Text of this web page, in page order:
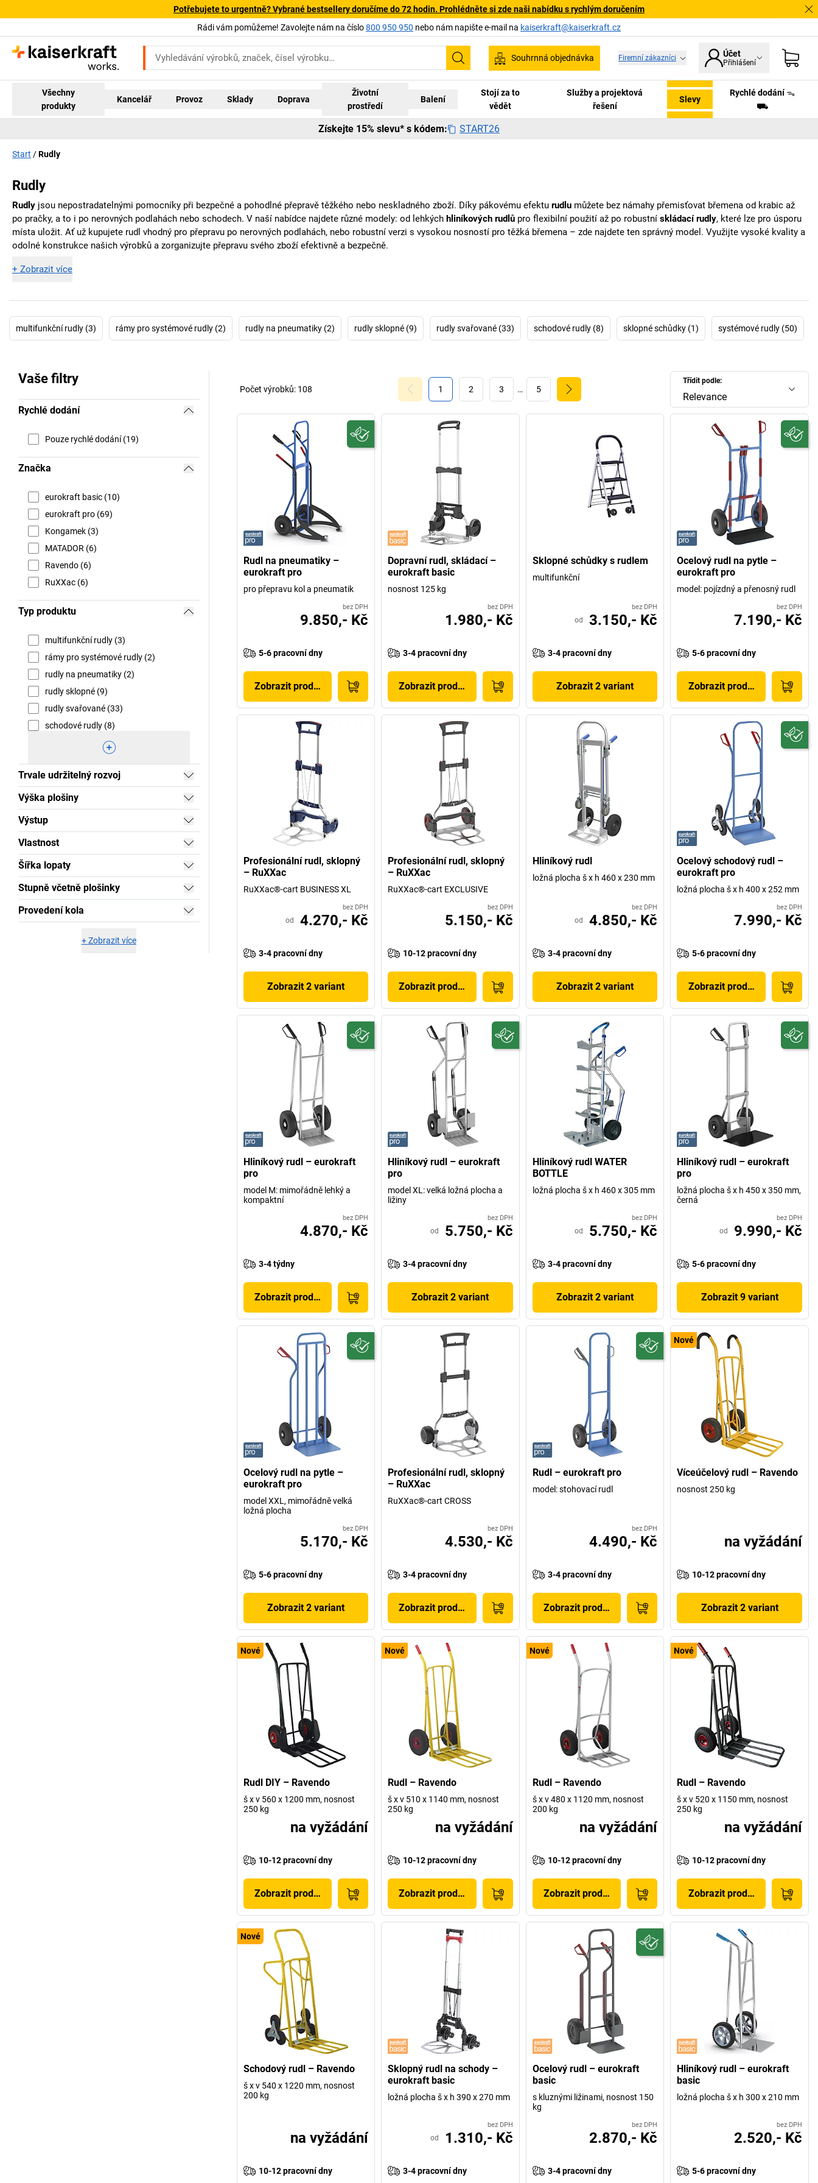
Potřebujete to urgentně? Vybrané bestsellery doručíme do 72 hodin. Prohlédněte si zde naši nabídku s rychlým doručením
Rádi vám pomůžeme! Zavolejte nám na číslo800 950 950 nebo nám napište e-mail na kaiserkraft@kaiserkraft.cz
Hledání
Souhrnná objednávka Firemní zákazníci Účet
Přihlášení
Všechny
produkty
Kancelář Provoz Sklady Doprava
Životní
prostředí
Balení
Stojí za to
vědět
Služby a projektová
řešení
Slevy
Rychlé dodání ᯓ
⛟
Získejte 15% slevu* s kódem: START26
Start Rudly
Rudly
Rudly jsou nepostradatelnými pomocníky při bezpečné a pohodlné přepravě těžkého nebo neskladného zboží. Díky pákovému efektu rudlu můžete bez námahy přemisťovat břemena od krabic až
po pračky, a to i po nerovných podlahách nebo schodech. V naší nabídce najdete různé modely: od lehkých hliníkových rudlů pro flexibilní použití až po robustní skládací rudly, které lze pro úsporu
místa uložit. Ať už kupujete rudl vhodný pro přepravu po nerovných podlahách, nebo robustní verzi s vysokou nosností pro těžká břemena – zde najdete ten správný model. Využijte vysoké kvality a
odolné konstrukce našich výrobků a zorganizujte přepravu svého zboží efektivně a bezpečně.
+ Zobrazit více
multifunkční rudly (3) rámy pro systémové rudly (2) rudly na pneumatiky (2) rudly sklopné (9) rudly svařované (33) schodové rudly (8) sklopné schůdky (1) systémové rudly (50)
Vaše filtry
Rychlé dodání
Pouze rychlé dodání (19)
Značka
eurokraft basic (10)
eurokraft pro (69)
Kongamek (3)
MATADOR (6)
Ravendo (6)
RuXXac (6)
Typ produktu
multifunkční rudly (3)
rámy pro systémové rudly (2)
rudly na pneumatiky (2)
rudly sklopné (9)
rudly svařované (33)
schodové rudly (8)
Trvale udržitelný rozvoj
Výška plošiny
Výstup
Vlastnost
Šířka lopaty
Stupně včetně plošinky
Provedení kola
+Zobrazit více
Třídit podle:
Relevance
1 2 3 … 5
Počet výrobků: 108
Rudl na pneumatiky –
eurokraft pro
pro přepravu kol a pneumatik
bez DPH
9.850,- Kč
5-6 pracovní dny
Zobrazit produkt
Dopravní rudl, skládací –
eurokraft basic
nosnost 125 kg
bez DPH
1.980,- Kč
3-4 pracovní dny
Zobrazit produkt
Sklopné schůdky s rudlem
multifunkční
bez DPH
od 3.150,- Kč
3-4 pracovní dny
Zobrazit 2 variant
Ocelový rudl na pytle –
eurokraft pro
model: pojízdný a přenosný rudl
bez DPH
7.190,- Kč
5-6 pracovní dny
Zobrazit produkt
Profesionální rudl, sklopný
– RuXXac
RuXXac®-cart BUSINESS XL
bez DPH
od 4.270,- Kč
3-4 pracovní dny
Zobrazit 2 variant
Profesionální rudl, sklopný
– RuXXac
RuXXac®-cart EXCLUSIVE
bez DPH
5.150,- Kč
10-12 pracovní dny
Zobrazit produkt
Hliníkový rudl
ložná plocha š x h 460 x 230 mm
bez DPH
od 4.850,- Kč
3-4 pracovní dny
Zobrazit 2 variant
Ocelový schodový rudl –
eurokraft pro
ložná plocha š x h 400 x 252 mm
bez DPH
7.990,- Kč
5-6 pracovní dny
Zobrazit produkt
Hliníkový rudl – eurokraft
pro
model M: mimořádně lehký a
kompaktní
bez DPH
4.870,- Kč
3-4 týdny
Zobrazit produkt
Hliníkový rudl – eurokraft
pro
model XL: velká ložná plocha a
ližiny
bez DPH
od 5.750,- Kč
3-4 pracovní dny
Zobrazit 2 variant
Hliníkový rudl WATER
BOTTLE
ložná plocha š x h 460 x 305 mm
bez DPH
od 5.750,- Kč
3-4 pracovní dny
Zobrazit 2 variant
Hliníkový rudl – eurokraft
pro
ložná plocha š x h 450 x 350 mm,
černá
bez DPH
od 9.990,- Kč
5-6 pracovní dny
Zobrazit 9 variant
Ocelový rudl na pytle –
eurokraft pro
model XXL, mimořádně velká
ložná plocha
bez DPH
5.170,- Kč
5-6 pracovní dny
Zobrazit 2 variant
Profesionální rudl, sklopný
– RuXXac
RuXXac®-cart CROSS
bez DPH
4.530,- Kč
3-4 pracovní dny
Zobrazit produkt
Rudl – eurokraft pro
model: stohovací rudl
bez DPH
4.490,- Kč
3-4 pracovní dny
Zobrazit produkt
Nové
Víceúčelový rudl – Ravendo
nosnost 250 kg
na vyžádání
10-12 pracovní dny
Zobrazit 2 variant
Nové
Rudl DIY – Ravendo
š x v 560 x 1200 mm, nosnost
250 kg
na vyžádání
10-12 pracovní dny
Zobrazit produkt
Nové
Rudl – Ravendo
š x v 510 x 1140 mm, nosnost
250 kg
na vyžádání
10-12 pracovní dny
Zobrazit produkt
Nové
Rudl – Ravendo
š x v 480 x 1120 mm, nosnost
200 kg
na vyžádání
10-12 pracovní dny
Zobrazit produkt
Nové
Rudl – Ravendo
š x v 520 x 1150 mm, nosnost
250 kg
na vyžádání
10-12 pracovní dny
Zobrazit produkt
Nové
Schodový rudl – Ravendo
š x v 540 x 1220 mm, nosnost
200 kg
na vyžádání
10-12 pracovní dny
Sklopný rudl na schody –
eurokraft basic
ložná plocha š x h 390 x 270 mm
bez DPH
od 1.310,- Kč
3-4 pracovní dny
Ocelový rudl – eurokraft
basic
s kluznými ližinami, nosnost 150
kg
bez DPH
2.870,- Kč
3-4 pracovní dny
Hliníkový rudl – eurokraft
basic
ložná plocha š x h 300 x 210 mm
bez DPH
2.520,- Kč
5-6 pracovní dny